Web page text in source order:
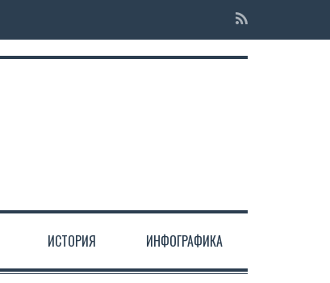
ИСТОРИЯ ИНФОГРАФИКА